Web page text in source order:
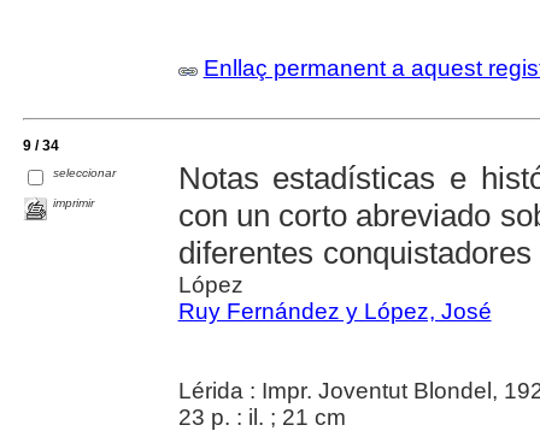
Enllaç permanent a aquest
9 / 34
seleccionar
imprimir
Notas estadísticas e
con un corto abreviado
diferentes
López
Ruy Fernández y López, José
Lérida : Impr. Joventut Blondel,
23 p. : il. ; 21 cm